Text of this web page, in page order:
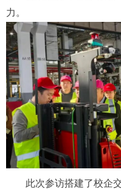
力。
此次参访搭建了校企